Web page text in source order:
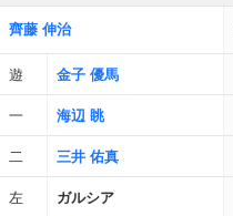
齊藤 伸治
遊 金子 優馬
一 海辺 眺
二 三井 佑真
左 ガルシア